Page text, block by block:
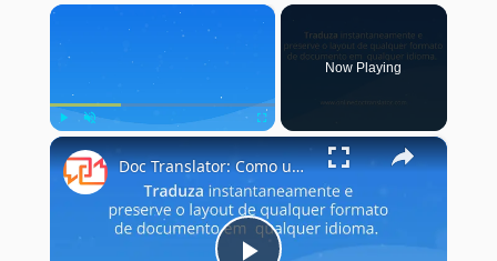
×
Play Unmute Fullscreen
Now Playing
×
Doc Translator: Como uso o tradutor de documentos?